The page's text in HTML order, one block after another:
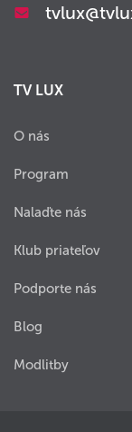
TV LUX
O nás
Program
Nalaďte nás
Klub priateľov
Podporte nás
Blog
Modlitby